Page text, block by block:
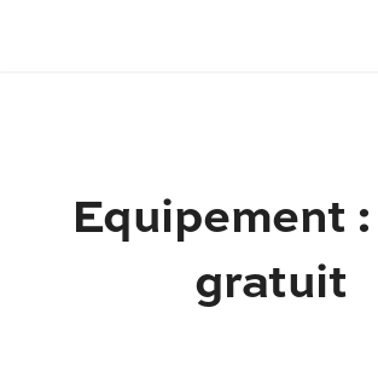
Equipement :
gratuit